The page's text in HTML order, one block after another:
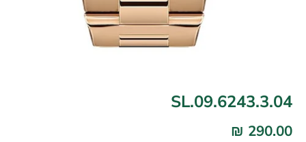
SL.09.6243.3.04
290.00 ₪